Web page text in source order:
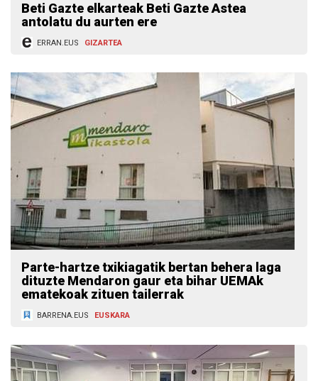
Beti Gazte elkarteak Beti Gazte Astea
antolatu du aurten ere
ERRAN.EUS GIZARTEA
Parte-hartze txikiagatik bertan behera laga
dituzte Mendaron gaur eta bihar UEMAk
ematekoak zituen tailerrak
BARRENA.EUS EUSKARA